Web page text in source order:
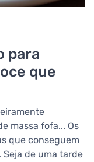
para
que
massa fofa... Os
que conseguem
de uma tarde